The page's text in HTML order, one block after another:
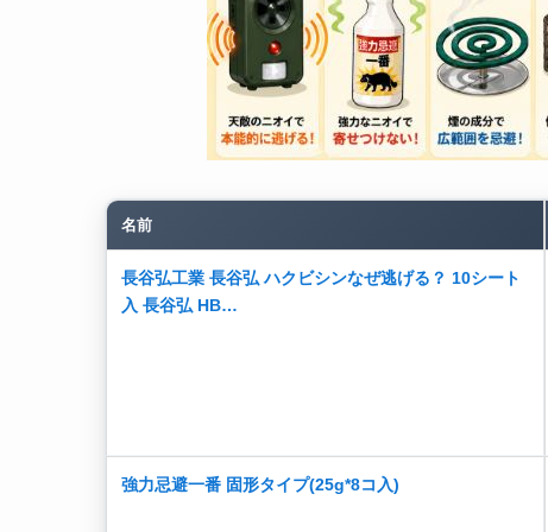
名前
長谷弘工業 長谷弘 ハクビシンなぜ逃げる？ 10シート
入 長谷弘 HB…
強力忌避一番 固形タイプ(25g*8コ入)